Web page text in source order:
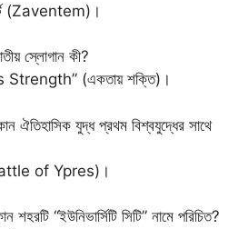
(Zaventem)।
স্লোগান কী?
(একতায় শক্তি)।
ঐতিহাসিক যুদ্ধ প্রথম বিশ্বযুদ্ধের সাথে
of Ypres)।
শহরটি “ইউনিভার্সিটি সিটি” নামে পরিচিত?